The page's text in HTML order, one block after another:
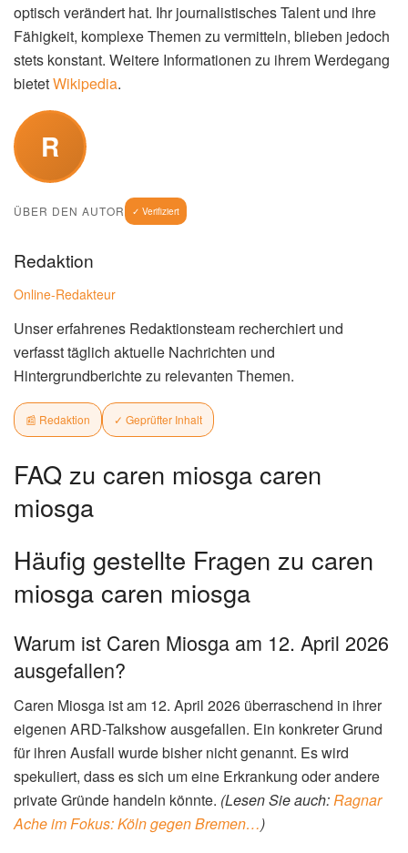
optisch verändert hat. Ihr journalistisches Talent und ihre
Fähigkeit, komplexe Themen zu vermitteln, blieben jedoch
stets konstant. Weitere Informationen zu ihrem Werdegang
bietetWikipedia.
R
ÜBER DEN AUTOR ✓ Verifiziert
Redaktion
Online-Redakteur
Unser erfahrenes Redaktionsteam recherchiert und
verfasst täglich aktuelle Nachrichten und
Hintergrundberichte zu relevanten Themen.
📰 Redaktion ✓ Geprüfter Inhalt
FAQ zu caren miosga caren
miosga
Häufig gestellte Fragen zu caren
miosga caren miosga
Warum ist Caren Miosga am 12. April 2026
ausgefallen?
Caren Miosga ist am 12. April 2026 überraschend in ihrer
eigenen ARD-Talkshow ausgefallen. Ein konkreter Grund
für ihren Ausfall wurde bisher nicht genannt. Es wird
spekuliert, dass es sich um eine Erkrankung oder andere
private Gründe handeln könnte. (Lesen Sie auch: Ragnar
Ache im Fokus: Köln gegen Bremen…)